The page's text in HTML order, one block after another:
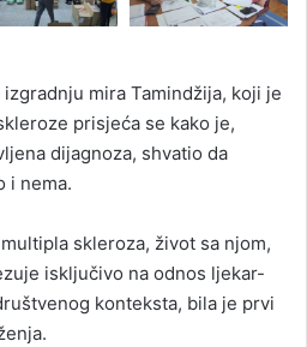
mira Tamindžija, koji je
prisjeća se kako je,
dijagnoza, shvatio da
i nema.
skleroza, život sa njom,
isključivo na odnos ljekar-
konteksta, bila je prvi